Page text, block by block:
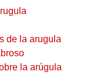
de la arugula
la arúgula